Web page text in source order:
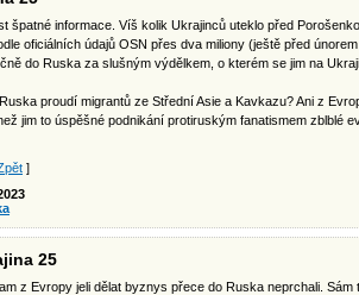
špatné informace. Víš kolik Ukrajinců uteklo před
oficiálních údаjů OSN přes dva miliony (ještě před
do Ruska za slušným výdělkem, o kterém se jim na
proudí migrantů ze Střední Asie a Kavkazu? Ani z
jim to úspěšné podnikání protiruským fanatismem zblblé
]
25
z Evropy jeli dělat byznys přece do Ruska neprchali.